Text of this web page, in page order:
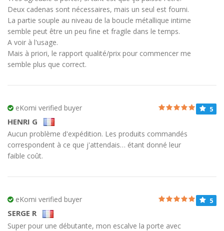
Deux cadenas sont nécessaires, mais un seul est fourni.
La partie souple au niveau de la boucle métallique intime
semble peut être un peu fine et fragile dans le temps.
A voir à l'usage.
Mais à priori, le rapport qualité/prix pour commencer me
semble plus que correct.
eKomi verified buyer
HENRI G
5
Aucun problème d'expédition. Les produits commandés
correspondent à ce que j'attendais… étant donné leur
faible coût.
eKomi verified buyer
SERGE R
5
Super pour une débutante, mon escalve la porte avec